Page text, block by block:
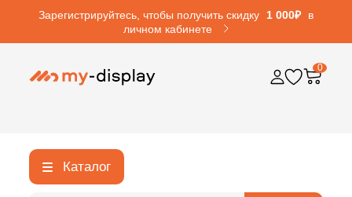
Зарегистрируйтесь, чтобы получить скидку 1 000₽
в
личном кабинете
0
Каталог